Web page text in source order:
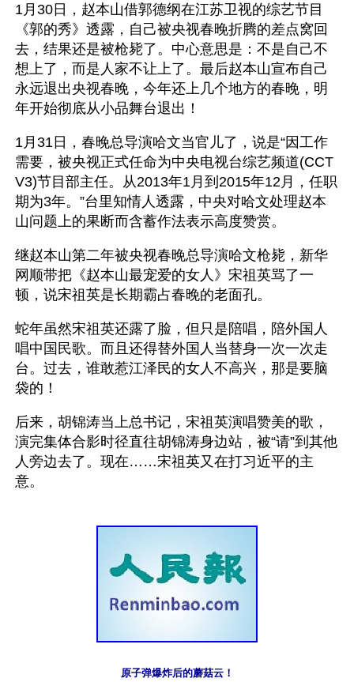
1月30日，赵本山借郭德纲在江苏卫视的综艺节目
《郭的秀》透露，自己被央视春晚折腾的差点窝回
去，结果还是被枪毙了。中心意思是：不是自己不
想上了，而是人家不让上了。最后赵本山宣布自己
永远退出央视春晚，今年还上几个地方的春晚，明
年开始彻底从小品舞台退出！
1月31日，春晚总导演哈文当官儿了，说是“因工作
需要，被央视正式任命为中央电视台综艺频道(CCT
V3)节目部主任。从2013年1月到2015年12月，任职
期为3年。”台里知情人透露，中央对哈文处理赵本
山问题上的果断而含蓄作法表示高度赞赏。
继赵本山第二年被央视春晚总导演哈文枪毙，新华
网顺带把《赵本山最宠爱的女人》宋祖英骂了一
顿，说宋祖英是长期霸占春晚的老面孔。
蛇年虽然宋祖英还露了脸，但只是陪唱，陪外国人
唱中国民歌。而且还得替外国人当替身一次一次走
台。过去，谁敢惹江泽民的女人不高兴，那是要脑
袋的！
后来，胡锦涛当上总书记，宋祖英演唱赞美的歌，
演完集体合影时径直往胡锦涛身边站，被“请”到其他
人旁边去了。现在……宋祖英又在打习近平的主
意。
原子弹爆炸后的蘑菇云！